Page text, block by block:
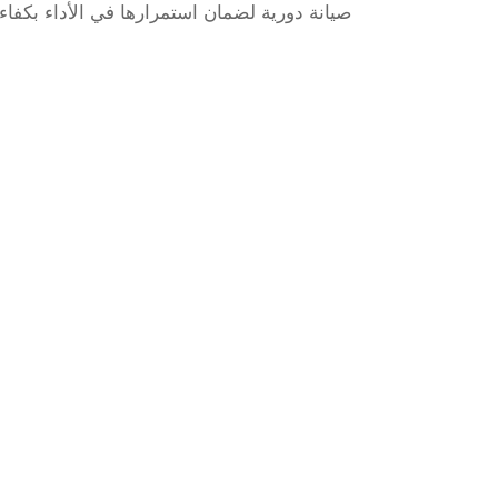
صيانة دورية لضمان استمرارها في الأداء